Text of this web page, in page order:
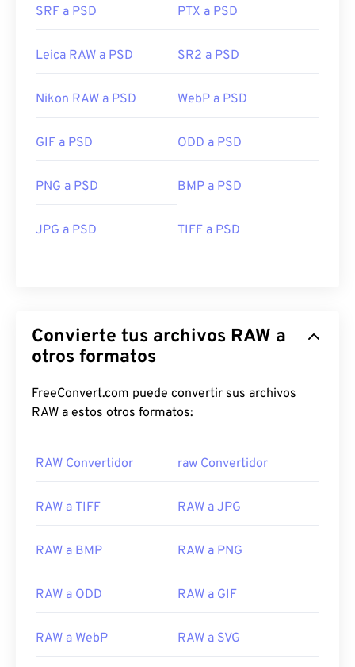
SRF a PSD PTX a PSD
Leica RAW a PSD SR2 a PSD
Nikon RAW a PSD WebP a PSD
GIF a PSD ODD a PSD
PNG a PSD BMP a PSD
JPG a PSD TIFF a PSD
Convierte tus archivos RAW a
otros formatos
FreeConvert.com puede convertir sus archivos
RAW a estos otros formatos:
RAW Convertidor raw Convertidor
RAW a TIFF RAW a JPG
RAW a BMP RAW a PNG
RAW a ODD RAW a GIF
RAW a WebP RAW a SVG